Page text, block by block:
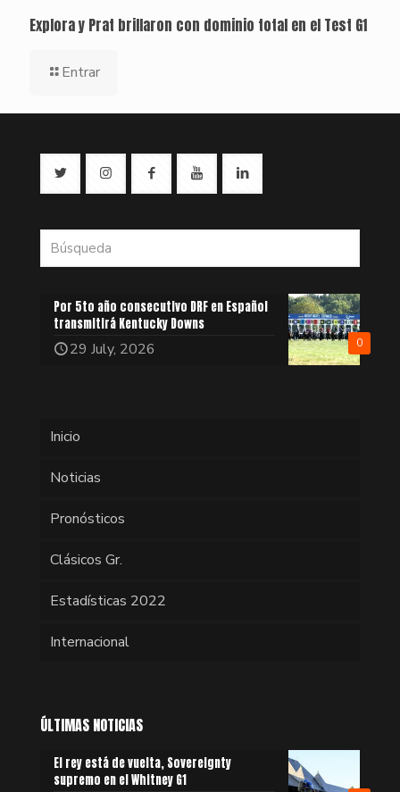
Explora y Prat brillaron con dominio total en el Test G1
Entrar
0
Por 5to año consecutivo DRF en Español
transmitirá Kentucky Downs
29 July, 2026
Inicio
Noticias
Pronósticos
Clásicos Gr.
Estadísticas 2022
Internacional
ÚLTIMAS NOTICIAS
El rey está de vuelta, Sovereignty
supremo en el Whitney G1